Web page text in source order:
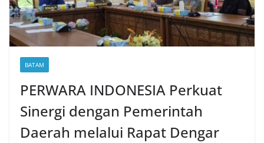
BATAM
PERWARA INDONESIA Perkuat
Sinergi dengan Pemerintah
Daerah melalui Rapat Dengar